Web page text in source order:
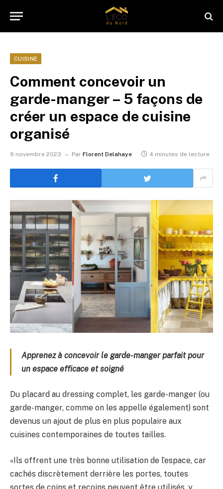
CUISINE
Comment concevoir un
garde-manger – 5 façons de
créer un espace de cuisine
organisé
9 novembre 2023 Par Florent Delahaye 4 minutes de lecture
Apprenez à concevoir le garde-manger parfait pour
un espace efficace et soigné
Du placard au dressing complet, les garde-manger (ou
garde-manger, comme on les appelle également) sont
devenus un ajout de plus en plus populaire aux
cuisines contemporaines de toutes tailles.
«Ils offrent une très bonne utilisation de l’espace, car
cachés discrètement derrière les portes, toutes